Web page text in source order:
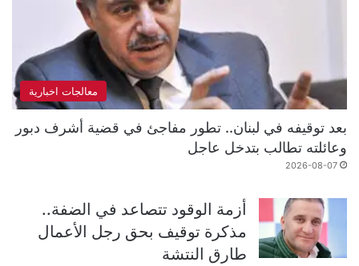
معالجات اخبارية
بعد توقيفه في لبنان.. تطور مفاجئ في قضية أشرف دبور
وعائلته تطالب بتدخل عاجل
2026-08-07
أزمة الوقود تتصاعد في الضفة..
مذكرة توقيف بحق رجل الأعمال
طارق النتشة